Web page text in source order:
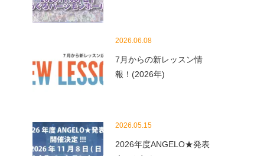
2026.06.08
7月からの新レッスン情
報！(2026年)
2026.05.15
2026年度ANGELO★発表